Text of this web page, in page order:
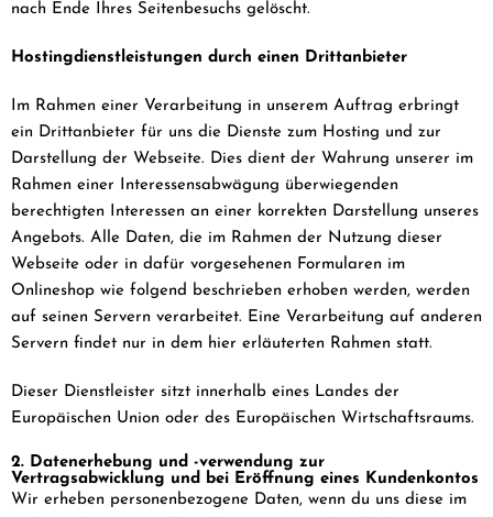
nach Ende Ihres Seitenbesuchs gelöscht.
Hostingdienstleistungen durch einen Drittanbieter
Im Rahmen einer Verarbeitung in unserem Auftrag erbringt
ein Drittanbieter für uns die Dienste zum Hosting und zur
Darstellung der Webseite. Dies dient der Wahrung unserer im
Rahmen einer Interessensabwägung überwiegenden
berechtigten Interessen an einer korrekten Darstellung unseres
Angebots. Alle Daten, die im Rahmen der Nutzung dieser
Webseite oder in dafür vorgesehenen Formularen im
Onlineshop wie folgend beschrieben erhoben werden, werden
auf seinen Servern verarbeitet. Eine Verarbeitung auf anderen
Servern findet nur in dem hier erläuterten Rahmen statt.
Dieser Dienstleister sitzt innerhalb eines Landes der
Europäischen Union oder des Europäischen Wirtschaftsraums.
2. Datenerhebung und -verwendung zur
Vertragsabwicklung und bei Eröffnung eines Kundenkontos
Wir erheben personenbezogene Daten, wenn du uns diese im